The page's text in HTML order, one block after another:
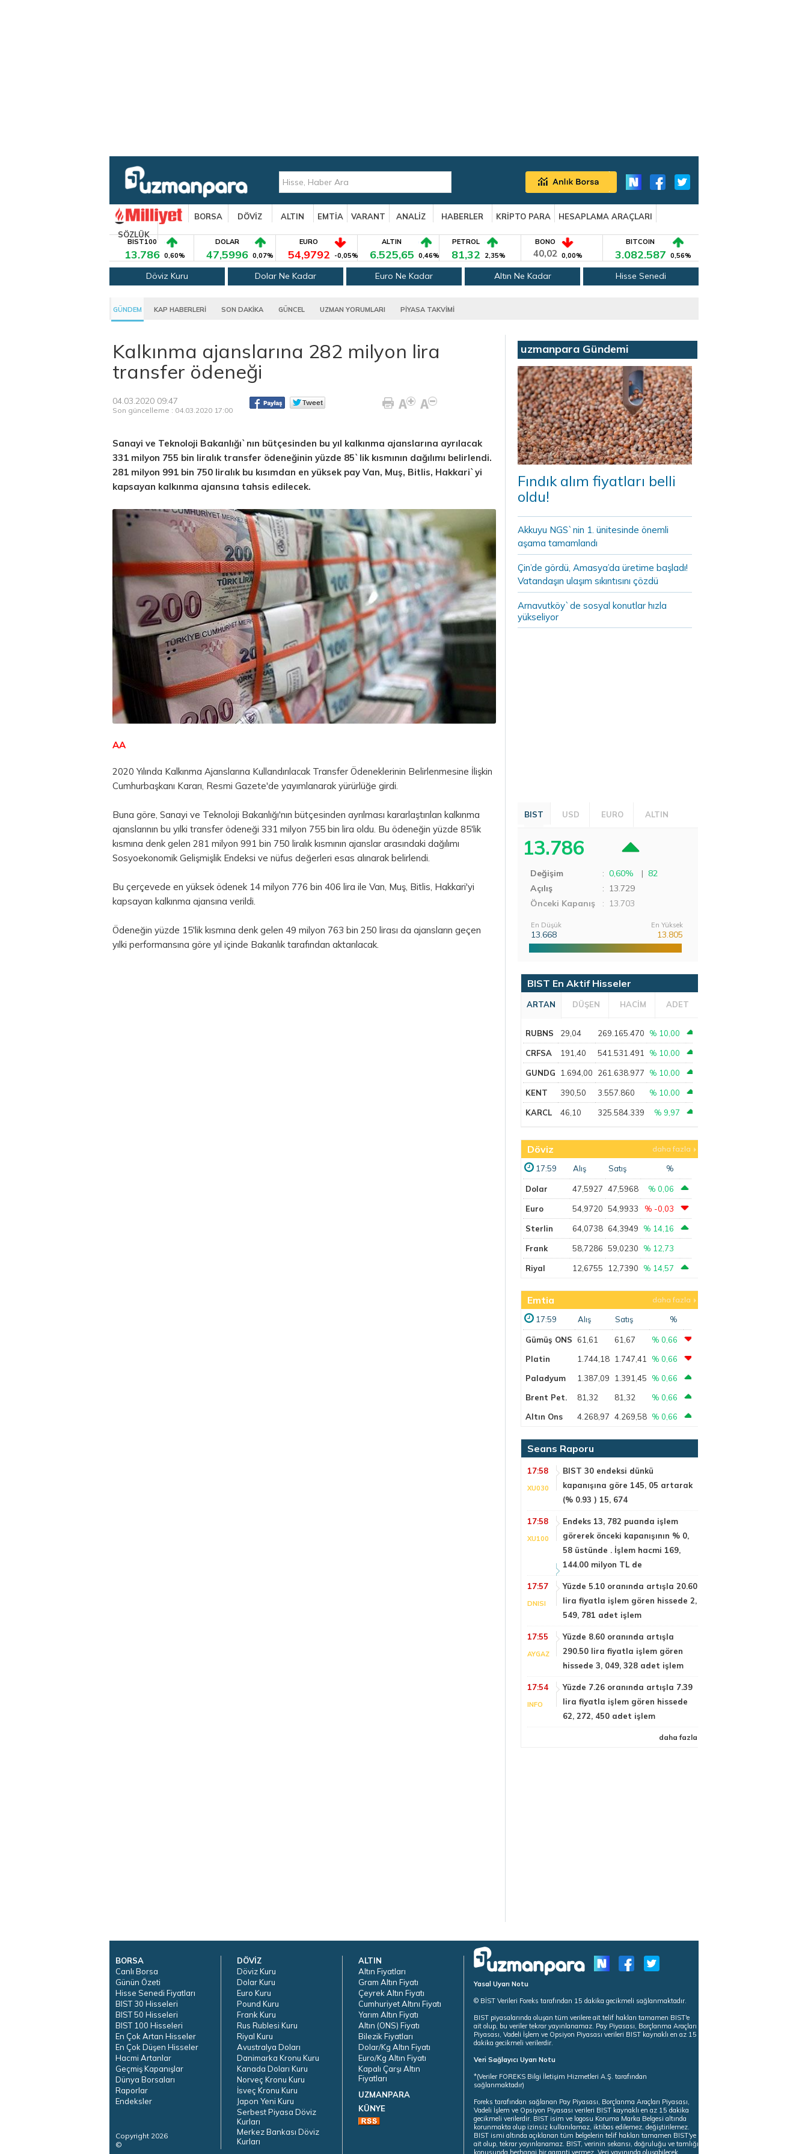
BORSA DÖVİZ ALTIN EMTİA VARANT ANALİZ HABERLER KRİPTO PARA
HESAPLAMA ARAÇLARI
SÖZLÜK
BIST100
13.786 0,60%
DOLAR
47,5996 0,07%
EURO
54,9792 -0,05%
ALTIN
6.525,65 0,46%
PETROL
81,32 2,35%
BONO
40,02 0,00%
BITCOIN
3.082.587 0,56%
Döviz Kuru Dolar Ne Kadar Euro Ne Kadar Altın Ne Kadar Hisse Senedi
GÜNDEM KAP HABERLERİ SON DAKİKA GÜNCEL UZMAN YORUMLARI PİYASA TAKVİMİ
Kalkınma ajanslarına 282 milyon lira
transfer ödeneği
04.03.2020 09:47
Son güncelleme : 04.03.2020 17:00
Sanayi ve Teknoloji Bakanlığı`nın bütçesinden bu yıl kalkınma ajanslarına ayrılacak
331 milyon 755 bin liralık transfer ödeneğinin yüzde 85`lik kısmının dağılımı belirlendi.
281 milyon 991 bin 750 liralık bu kısımdan en yüksek pay Van, Muş, Bitlis, Hakkari`yi
kapsayan kalkınma ajansına tahsis edilecek.
AA
2020 Yılında Kalkınma Ajanslarına Kullandırılacak Transfer Ödeneklerinin Belirlenmesine İlişkin
Cumhurbaşkanı Kararı, Resmi Gazete'de yayımlanarak yürürlüğe girdi.
Buna göre, Sanayi ve Teknoloji Bakanlığı'nın bütçesinden ayrılması kararlaştırılan kalkınma
ajanslarının bu yılki transfer ödeneği 331 milyon 755 bin lira oldu. Bu ödeneğin yüzde 85'lik
kısmına denk gelen 281 milyon 991 bin 750 liralık kısmının ajanslar arasındaki dağılımı
Sosyoekonomik Gelişmişlik Endeksi ve nüfus değerleri esas alınarak belirlendi.
Bu çerçevede en yüksek ödenek 14 milyon 776 bin 406 lira ile Van, Muş, Bitlis, Hakkari'yi
kapsayan kalkınma ajansına verildi.
Ödeneğin yüzde 15'lik kısmına denk gelen 49 milyon 763 bin 250 lirası da ajansların geçen
yılki performansına göre yıl içinde Bakanlık tarafından aktarılacak.
uzmanpara Gündemi
Fındık alım fiyatları belli
oldu!
Akkuyu NGS`nin 1. ünitesinde önemli
aşama tamamlandı
Çin’de gördü, Amasya’da üretime başladı!
Vatandaşın ulaşım sıkıntısını çözdü
Arnavutköy`de sosyal konutlar hızla
yükseliyor
BIST USD EURO ALTIN
13.786
Değişim : 0,60% | 82
Açılış
: 13.729
Önceki Kapanış
: 13.703
En Düşük
13.668
En Yüksek
13.805
BIST En Aktif Hisseler
ARTAN DÜŞEN HACİM ADET
RUBNS 29,04 269.165.470 % 10,00
CRFSA 191,40 541.531.491 % 10,00
GUNDG 1.694,00 261.638.977 % 10,00
KENT 390,50 3.557.860 % 10,00
KARCL 46,10 325.584.339 % 9,97
Döviz daha fazla
17:59 Alış Satış %
Dolar 47,5927 47,5968 % 0,06
Euro 54,9720 54,9933 % -0,03
Sterlin 64,0738 64,3949 % 14,16
Frank 58,7286 59,0230 % 12,73
Riyal 12,6755 12,7390 % 14,57
Emtia daha fazla
17:59 Alış Satış %
Gümüş ONS 61,61 61,67
% 0,66
Platin
1.744,18 1.747,41
% 0,66
Paladyum
1.387,09 1.391,45
% 0,66
Brent Pet.
81,32 81,32
% 0,66
Altın Ons
4.268,97 4.269,58 % 0,66
Seans Raporu
17:58
XU030
BIST 30 endeksi dünkü
kapanışına göre 145, 05 artarak
(% 0.93 ) 15, 674
17:58
XU100
Endeks 13, 782 puanda işlem
görerek önceki kapanışının % 0,
58 üstünde . İşlem hacmi 169,
144.00 milyon TL de
17:57
DNISI
Yüzde 5.10 oranında artışla 20.60
lira fiyatla işlem gören hissede 2,
549, 781 adet işlem
17:55
AYGAZ
Yüzde 8.60 oranında artışla
290.50 lira fiyatla işlem gören
hissede 3, 049, 328 adet işlem
17:54
INFO
Yüzde 7.26 oranında artışla 7.39
lira fiyatla işlem gören hissede
62, 272, 450 adet işlem
daha fazla
BORSA
Canlı Borsa
Günün Özeti
Hisse Senedi Fiyatları
BIST 30 Hisseleri
BIST 50 Hisseleri
BIST 100 Hisseleri
En Çok Artan Hisseler
En Çok Düşen Hisseler
Hacmi Artanlar
Geçmiş Kapanışlar
Dünya Borsaları
Raporlar
Endeksler
Copyright 2026
©
DÖVİZ
Döviz Kuru
Dolar Kuru
Euro Kuru
Pound Kuru
Frank Kuru
Rus Rublesi Kuru
Riyal Kuru
Avustralya Doları
Danimarka Kronu Kuru
Kanada Doları Kuru
Norveç Kronu Kuru
İsveç Kronu Kuru
Japon Yeni Kuru
Serbest Piyasa Döviz
Kurları
Merkez Bankası Döviz
Kurları
ALTIN
Altın Fiyatları
Gram Altın Fiyatı
Çeyrek Altın Fiyatı
Cumhuriyet Altını Fiyatı
Yarım Altın Fiyatı
Altın (ONS) Fiyatı
Bilezik Fiyatları
Dolar/Kg Altın Fiyatı
Euro/Kg Altın Fiyatı
Kapalı Çarşı Altın
Fiyatları
UZMANPARA
KÜNYE
Yasal Uyarı Notu
© BİST Verileri Foreks tarafından 15 dakika gecikmeli sağlanmaktadır.
BIST piyasalarında oluşan tüm verilere ait telif hakları tamamen BIST'e
ait olup, bu veriler tekrar yayınlanamaz. Pay Piyasası, Borçlanma Araçları
Piyasası, Vadeli İşlem ve Opsiyon Piyasası verileri BIST kaynaklı en az 15
dakika gecikmeli verilerdir.
Veri Sağlayıcı Uyarı Notu
*(Veriler FOREKS Bilgi İletişim Hizmetleri A.Ş. tarafından
sağlanmaktadır)
Foreks tarafından sağlanan Pay Piyasası, Borçlanma Araçları Piyasası,
Vadeli İşlem ve Opsiyon Piyasası verileri BIST kaynaklı en az 15 dakika
gecikmeli verilerdir. BIST isim ve logosu Koruma Marka Belgesi altında
korunmakta olup izinsiz kullanılamaz, iktibas edilemez, değiştirilemez.
BIST ismi altında açıklanan tüm belgelerin telif hakları tamamen BIST'ye
ait olup, tekrar yayınlanamaz. BIST, verinin sekansı, doğruluğu ve tamlığı
konusunda herhangi bir garanti vermez. Veri yayınında oluşabilecek